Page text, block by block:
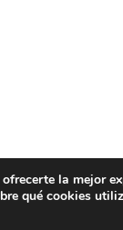
la mejor
qué cookies